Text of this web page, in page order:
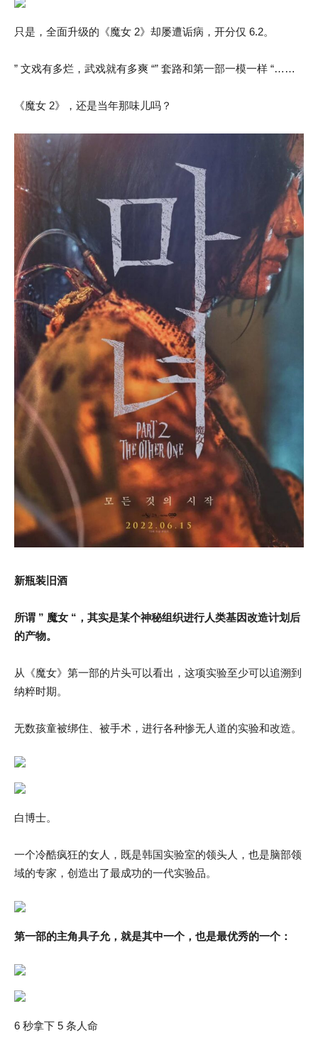
只是，全面升级的《魔女 2》却屡遭诟病，开分仅 6.2。
” 文戏有多烂，武戏就有多爽 “” 套路和第一部一模一样 “……
《魔女 2》，还是当年那味儿吗？
新瓶装旧酒
所谓 ” 魔女 “，其实是某个神秘组织进行人类基因改造计划后
的产物。
从《魔女》第一部的片头可以看出，这项实验至少可以追溯到
纳粹时期。
无数孩童被绑住、被手术，进行各种惨无人道的实验和改造。
白博士。
一个冷酷疯狂的女人，既是韩国实验室的领头人，也是脑部领
域的专家，创造出了最成功的一代实验品。
第一部的主角具子允，就是其中一个，也是最优秀的一个：
6 秒拿下 5 条人命